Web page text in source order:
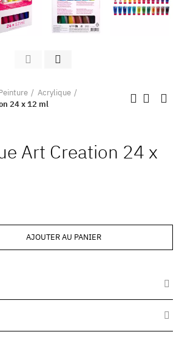
Acrylique
24 x 12 ml
Art Creation 24 x
AJOUTER AU PANIER